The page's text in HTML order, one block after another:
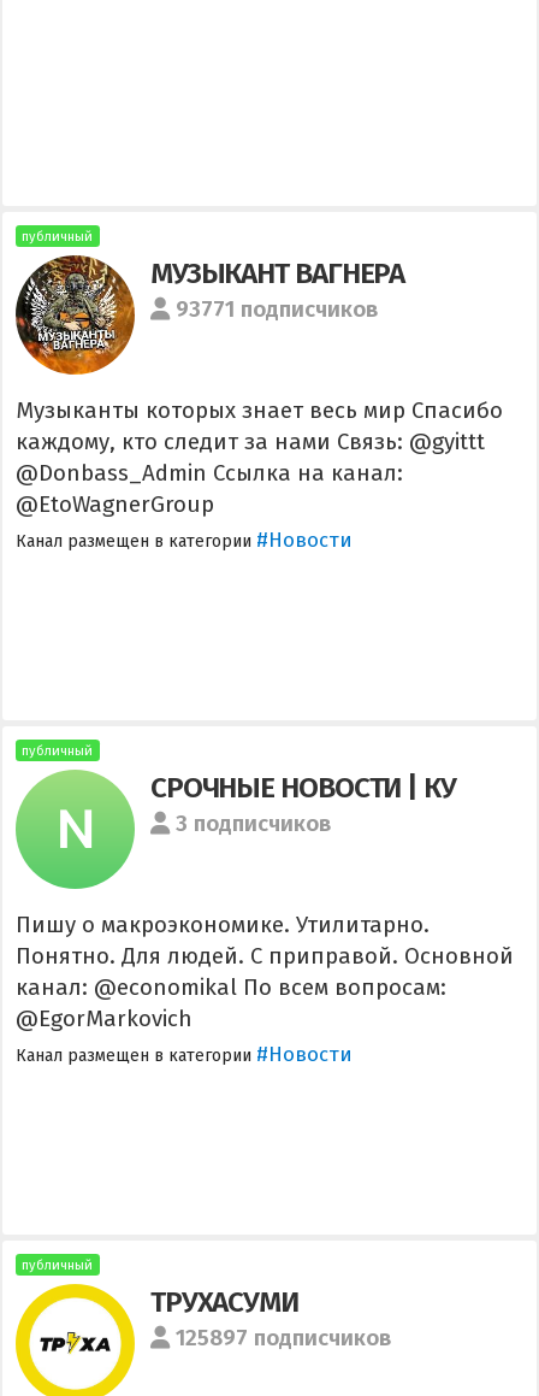
публичный
МУЗЫКАНТ ВАГНЕРА
93771 подписчиков
Музыканты которых знает весь мир Спасибо
каждому, кто следит за нами Связь: @gyittt
@Donbass_Admin Ссылка на канал:
@EtoWagnerGroup
Канал размещен в категории #Новости
публичный
СРОЧНЫЕ НОВОСТИ | КУ
3 подписчиков
Пишу о макроэкономике. Утилитарно.
Понятно. Для людей. С приправой. Основной
канал: @economikal По всем вопросам:
@EgorMarkovich
Канал размещен в категории #Новости
публичный
ТРУХАСУМИ
125897 подписчиков